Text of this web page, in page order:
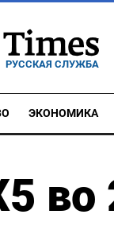
РУССКАЯ СЛУЖБА
ЭКОНОМИКА
во